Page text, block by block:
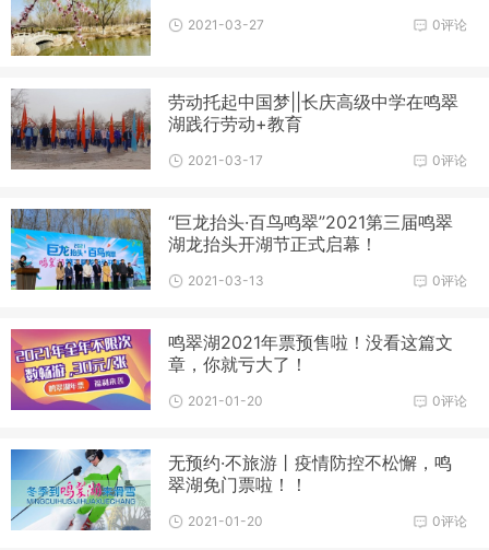
0评论
2021-03-27
劳动托起中国梦||长庆高级中学在鸣翠
湖践行劳动+教育
0评论
2021-03-17
“巨龙抬头·百鸟鸣翠”2021第三届鸣翠
湖龙抬头开湖节正式启幕！
0评论
2021-03-13
鸣翠湖2021年票预售啦！没看这篇文
章，你就亏大了！
0评论
2021-01-20
无预约·不旅游丨疫情防控不松懈，鸣
翠湖免门票啦！！
0评论
2021-01-20